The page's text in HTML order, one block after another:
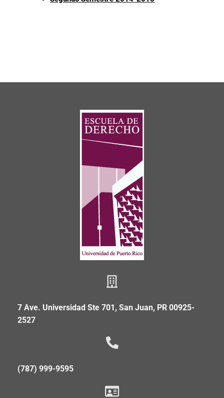
7 Ave. Universidad Ste 701, San Juan, PR 00925-
2527
(787) 999-9595